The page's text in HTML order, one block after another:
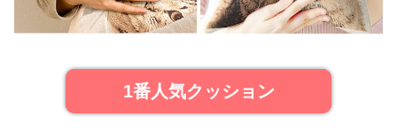
1番人気クッション